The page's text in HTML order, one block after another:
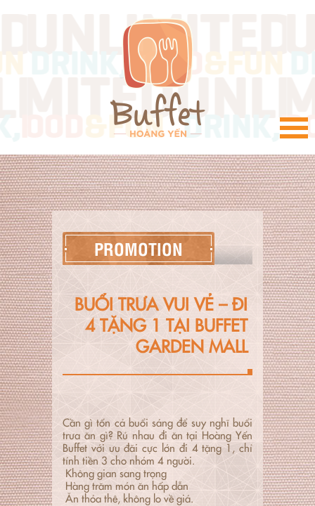
PROMOTION
BUỔI TRƯA VUI VẺ – ĐI
4 TẶNG 1 TẠI BUFFET
GARDEN MALL
Cần gì tốn cả buổi sáng để suy nghĩ buổi
trưa ăn gì? Rủ nhau đi ăn tại Hoàng Yến
Buffet với ưu đãi cực lớn đi 4 tặng 1, chỉ
tính tiền 3 cho nhóm 4 người.
Không gian sang trọng
Hàng trăm món ăn hấp dẫn
Ăn thỏa thê, không lo về giá.